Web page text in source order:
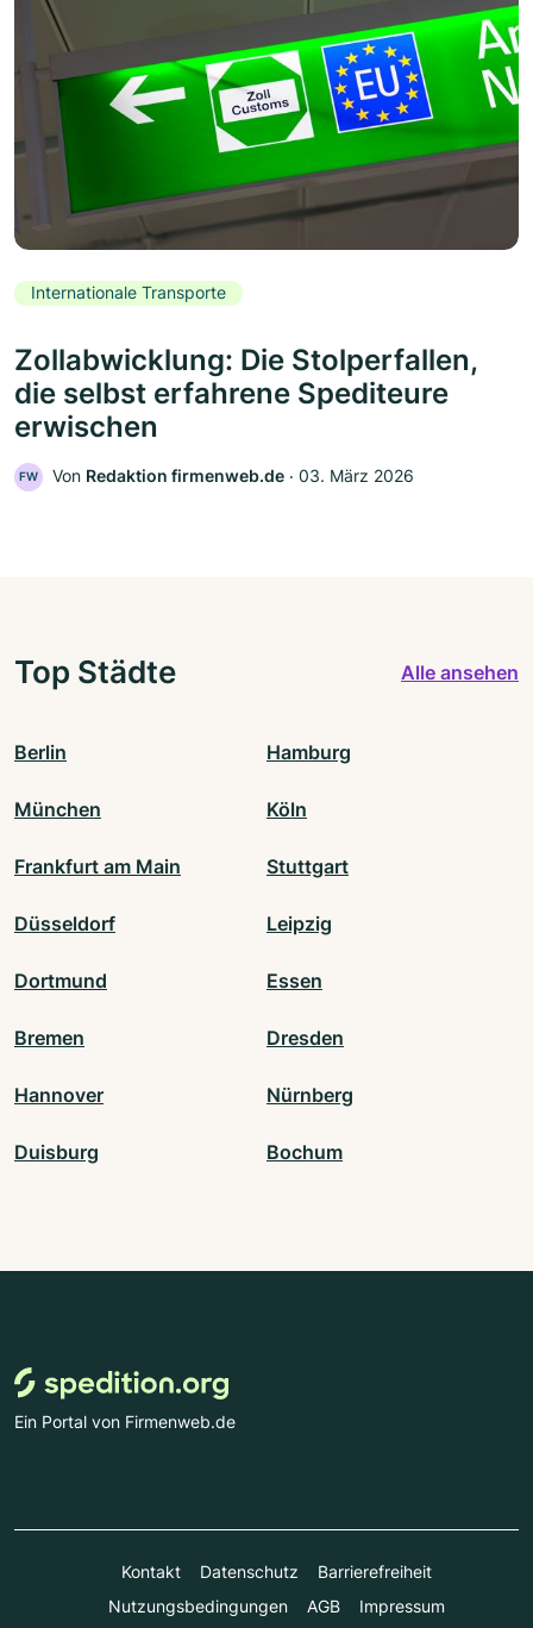
Internationale Transporte
Zollabwicklung: Die Stolperfallen,
die selbst erfahrene Spediteure
erwischen
FW Von Redaktion firmenweb.de ‧ 03. März 2026
Top Städte Alle ansehen
Berlin Hamburg
München Köln
Frankfurt am Main Stuttgart
Düsseldorf Leipzig
Dortmund Essen
Bremen Dresden
Hannover Nürnberg
Duisburg Bochum
Ein Portal von Firmenweb.de
Kontakt Datenschutz
Barrierefreiheit
Nutzungsbedingungen
AGB Impressum